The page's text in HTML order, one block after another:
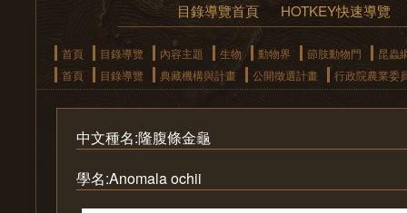
目錄導覽首頁 HOTKEY快速導覽
首頁 目錄導覽 內容主題 生物 動物界 節肢動物門
昆蟲
首頁
目錄導覽 典藏機構與計畫 公開徵選計畫 行政院農業委
中文種名:隆腹條金龜
學名:Anomala ochii